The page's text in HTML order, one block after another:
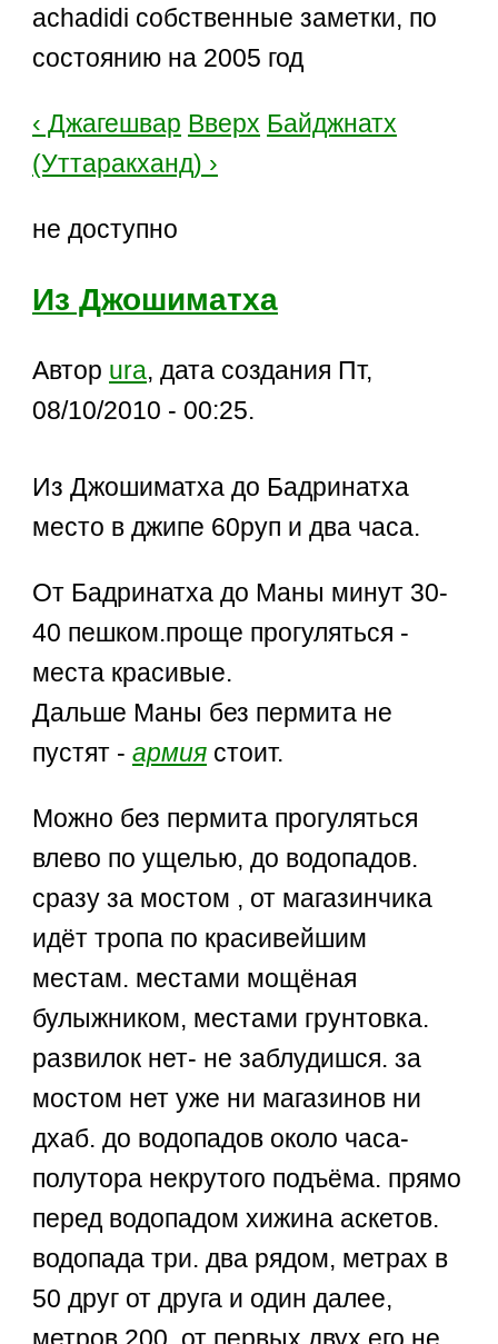
achadidi собственные заметки, по
состоянию на 2005 год
‹ Джагешвар Вверх Байджнатх
(Уттаракханд) ›
не доступно
Из Джошиматха
Автор ura, дата создания Пт,
08/10/2010 - 00:25.
Из Джошиматха до Бадринатха
место в джипе 60руп и два часа.
От Бадринатха до Маны минут 30-
40 пешком.проще прогуляться -
места красивые.
Дальше Маны без пермита не
пустят -армия стоит.
Можно без пермита прогуляться
влево по ущелью, до водопадов.
сразу за мостом , от магазинчика
идёт тропа по красивейшим
местам. местами мощёная
булыжником, местами грунтовка.
развилок нет- не заблудишся. за
мостом нет уже ни магазинов ни
дхаб. до водопадов около часа-
полутора некрутого подъёма. прямо
перед водопадом хижина аскетов.
водопада три. два рядом, метрах в
50 друг от друга и один далее,